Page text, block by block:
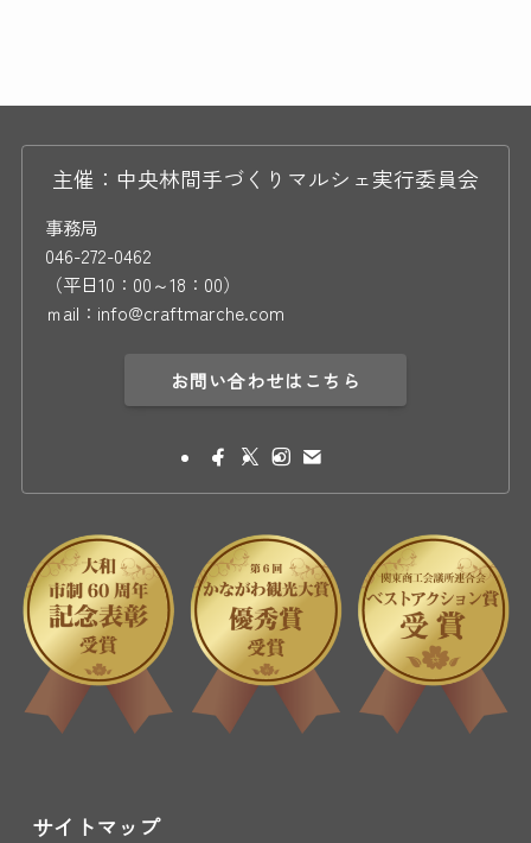
主催：中央林間手づくりマルシェ実行委員会
事務局
046-272-0462
（平日10：00～18：00）
ｍail：info@craftmarche.com
お問い合わせはこちら
サイトマップ